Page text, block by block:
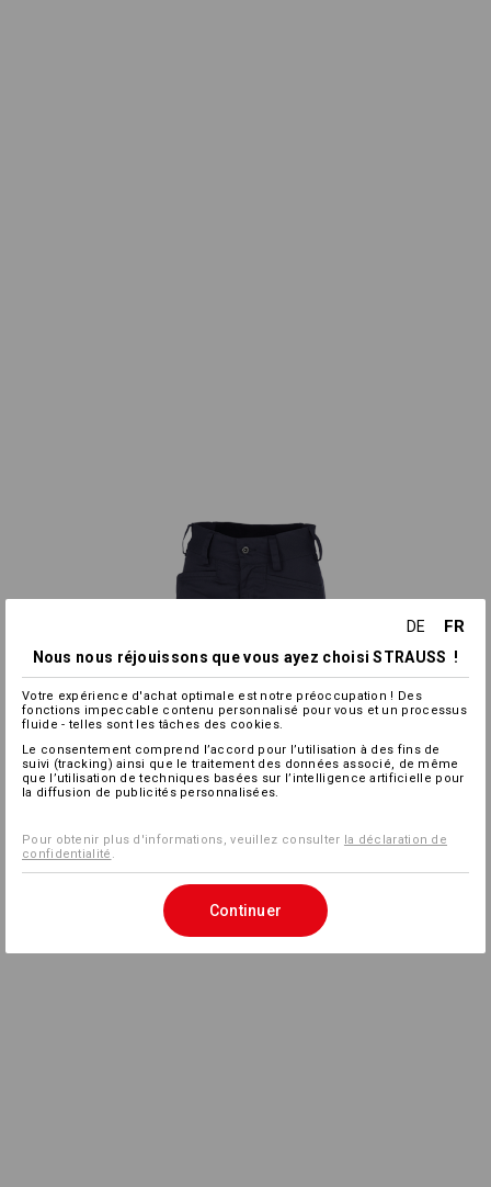
DE FR
Nous nous réjouissons que vous ayez choisi STRAUSS !
Votre expérience d'achat optimale est notre préoccupation ! Des
fonctions impeccable contenu personnalisé pour vous et un processus
fluide - telles sont les tâches des cookies.
Le consentement comprend l’accord pour l’utilisation à des fins de
suivi (tracking) ainsi que le traitement des données associé, de même
que l’utilisation de techniques basées sur l’intelligence artificielle pour
la diffusion de publicités personnalisées.
Pour obtenir plus d'informations, veuillez consulter la déclaration de
confidentialité
Continuer